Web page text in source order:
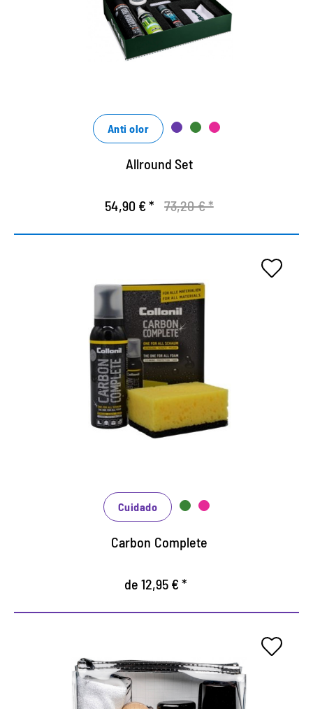
La loción de bambú se limpia perfectamente la
suciedad y cuida con extractos de bambú.
El Spray Carbon Pro para impermeabilizar todos
Anti olor
Allround Set
54,90 € * 73,20 € *
Limpieza todo en uno
La forma rápida de limpiar, proteger y cuidar del
zapatos.
Espuma altamente eficiente para el cuidado
completo de todos los materiales.
Con efecto de impermeabilización
Cuidado
Carbon Complete
de 12,95 € *
Juego de cuidados para la